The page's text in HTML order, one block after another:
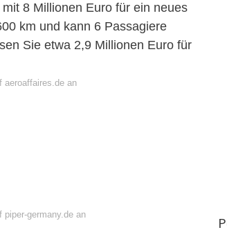
8 Millionen Euro für ein neues
km und kann 6 Passagiere
Sie etwa 2,9 Millionen Euro für
aeroaffaires.de an
germany.de an